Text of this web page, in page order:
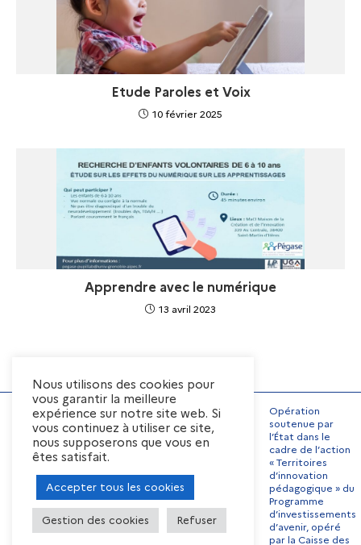
Etude Paroles et Voix
10 février 2025
Apprendre avec le numérique
13 avril 2023
Mentions Légales
d’utilisation
Préférences de cookies
Contact
Offres d’emplois
Opération
soutenue par
l’État dans le
cadre de l’action
« Territoires
d’innovation
pédagogique » du
Programme
d’investissements
d’avenir, opéré
par la Caisse des
Nous utilisons des cookies pour
vous garantir la meilleure
expérience sur notre site web. Si
vous continuez à utiliser ce site,
nous supposerons que vous en
êtes satisfait.
Accepter tous les cookies
Gestion des cookies Refuser